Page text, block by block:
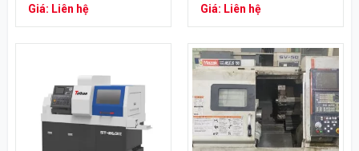
Giá: Liên hệ
Giá: Liên hệ